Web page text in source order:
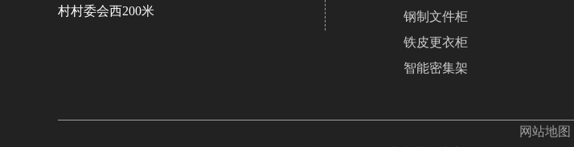
村村委会西200米
钢制文件柜
铁皮更衣柜
智能密集架
网站地图